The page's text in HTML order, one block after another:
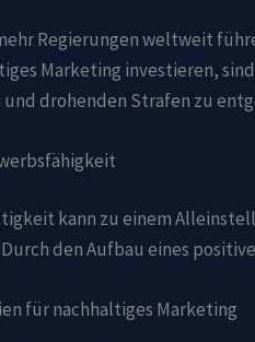
Regierungen weltweit
Marketing investieren,
drohenden Strafen zu
kann zu einem
den Aufbau eines
für nachhaltiges Marketing